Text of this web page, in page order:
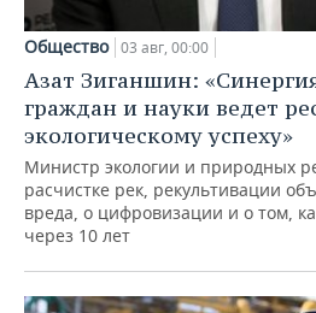
Общество 03 авг, 00:00
Азат Зиганшин:
граждан и науки ведет
экологическому успеху»
Министр экологии и природных
расчистке рек, рекультивации
вреда, о цифровизации и о том,
через 10 лет